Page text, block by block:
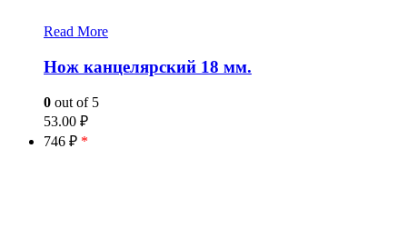
Read More
Нож канцелярский 18 мм.
0 out of 5
53.00 ₽
746 ₽ *